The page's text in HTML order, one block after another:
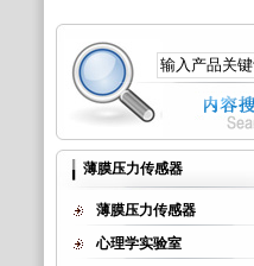
薄膜压力传感器
薄膜压力传感器
心理学实验室